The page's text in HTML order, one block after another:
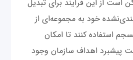
از این فرآیند برای تبدیل
خود به مجموعه‌ای از
استفاده کنند تا امکان
پیشبرد اهداف سازمان وجود